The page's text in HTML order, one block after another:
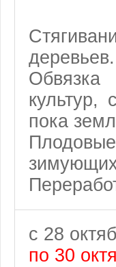
Обвязка
культур,
пока
с 28
по 30